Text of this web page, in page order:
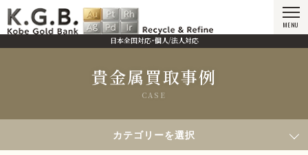
日本全国対応・個人/法人対応
MENU
貴金属買取事例
CASE
2020年1月24日買取／金蒸着箔屑
カテゴリーを選択